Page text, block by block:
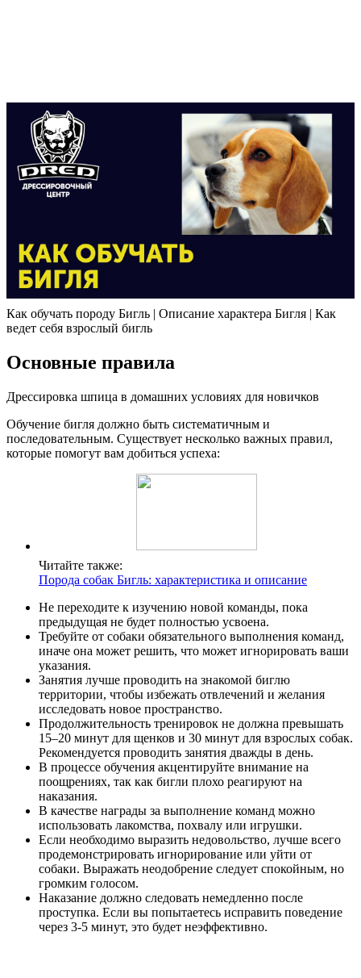
Как обучать породу Бигль | Описание характера Бигля | Как
ведет себя взрослый бигль
Основные правила
Дрессировка шпица в домашних условиях для новичков
Обучение бигля должно быть систематичным и
последовательным. Существует несколько важных правил,
которые помогут вам добиться успеха:
Читайте также:
Порода собак Бигль: характеристика и описание
Не переходите к изучению новой команды, пока
предыдущая не будет полностью усвоена.
Требуйте от собаки обязательного выполнения команд,
иначе она может решить, что может игнорировать ваши
указания.
Занятия лучше проводить на знакомой биглю
территории, чтобы избежать отвлечений и желания
исследовать новое пространство.
Продолжительность тренировок не должна превышать
15–20 минут для щенков и 30 минут для взрослых собак.
Рекомендуется проводить занятия дважды в день.
В процессе обучения акцентируйте внимание на
поощрениях, так как бигли плохо реагируют на
наказания.
В качестве награды за выполнение команд можно
использовать лакомства, похвалу или игрушки.
Если необходимо выразить недовольство, лучше всего
продемонстрировать игнорирование или уйти от
собаки. Выражать неодобрение следует спокойным, но
громким голосом.
Наказание должно следовать немедленно после
проступка. Если вы попытаетесь исправить поведение
через 3-5 минут, это будет неэффективно.